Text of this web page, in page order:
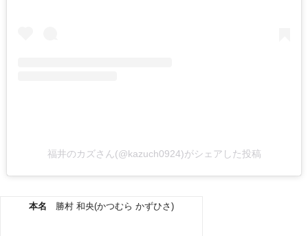
福井のカズさん(@kazuch0924)がシェアした投稿
本名 勝村 和央(かつむら かずひさ)